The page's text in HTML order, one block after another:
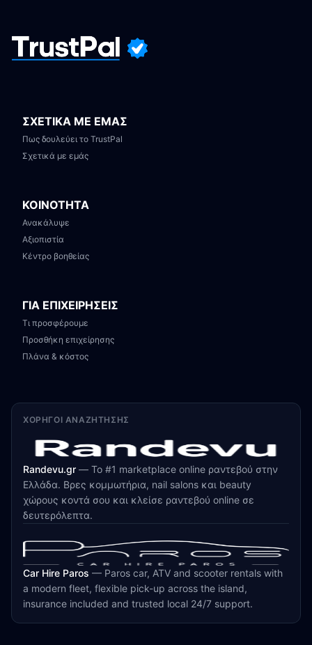
ΣΧΕΤΙΚΑ ΜΕ ΕΜΑΣ
Πως δουλεύει το TrustPal
Σχετικά με εμάς
ΚΟΙΝΟΤΗΤΑ
Ανακάλυψε
Αξιοπιστία
Κέντρο βοηθείας
ΓΙΑ ΕΠΙΧΕΙΡΗΣΕΙΣ
Τι προσφέρουμε
Προσθήκη επιχείρησης
Πλάνα & κόστος
ΧΟΡΗΓΟΊ ΑΝΑΖΉΤΗΣΗΣ
Randevu.gr — Το #1 marketplace online ραντεβού στην
Ελλάδα. Βρες κομμωτήρια, nail salons και beauty
χώρους κοντά σου και κλείσε ραντεβού online σε
δευτερόλεπτα.
Car Hire Paros — Paros car, ATV and scooter rentals with
a modern fleet, flexible pick-up across the island,
insurance included and trusted local 24/7 support.